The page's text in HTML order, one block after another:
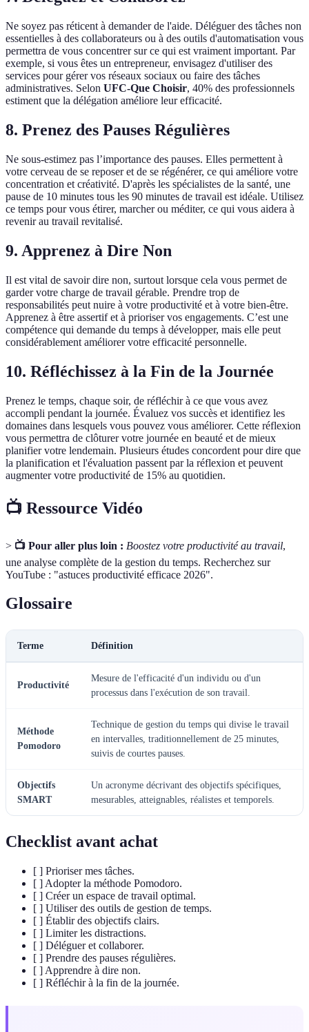
Ne soyez pas réticent à demander de l'aide. Déléguer des tâches non
essentielles à des collaborateurs ou à des outils d'automatisation vous
permettra de vous concentrer sur ce qui est vraiment important. Par
exemple, si vous êtes un entrepreneur, envisagez d'utiliser des
services pour gérer vos réseaux sociaux ou faire des tâches
administratives. Selon UFC-Que Choisir, 40% des professionnels
estiment que la délégation améliore leur efficacité.
8. Prenez des Pauses Régulières
Ne sous-estimez pas l’importance des pauses. Elles permettent à
votre cerveau de se reposer et de se régénérer, ce qui améliore votre
concentration et créativité. D'après les spécialistes de la santé, une
pause de 10 minutes tous les 90 minutes de travail est idéale. Utilisez
ce temps pour vous étirer, marcher ou méditer, ce qui vous aidera à
revenir au travail revitalisé.
9. Apprenez à Dire Non
Il est vital de savoir dire non, surtout lorsque cela vous permet de
garder votre charge de travail gérable. Prendre trop de
responsabilités peut nuire à votre productivité et à votre bien-être.
Apprenez à être assertif et à prioriser vos engagements. C’est une
compétence qui demande du temps à développer, mais elle peut
considérablement améliorer votre efficacité personnelle.
10. Réfléchissez à la Fin de la Journée
Prenez le temps, chaque soir, de réfléchir à ce que vous avez
accompli pendant la journée. Évaluez vos succès et identifiez les
domaines dans lesquels vous pouvez vous améliorer. Cette réflexion
vous permettra de clôturer votre journée en beauté et de mieux
planifier votre lendemain. Plusieurs études concordent pour dire que
la planification et l'évaluation passent par la réflexion et peuvent
augmenter votre productivité de 15% au quotidien.
📺 Ressource Vidéo
> 📺 Pour aller plus loin : Boostez votre productivité au travail,
une analyse complète de la gestion du temps. Recherchez sur
YouTube : "astuces productivité efficace 2026".
Glossaire
Terme Définition
Productivité
Mesure de l'efficacité d'un individu ou d'un
processus dans l'exécution de son travail.
Méthode
Pomodoro
Technique de gestion du temps qui divise le travail
en intervalles, traditionnellement de 25 minutes,
suivis de courtes pauses.
Objectifs
SMART
Un acronyme décrivant des objectifs spécifiques,
mesurables, atteignables, réalistes et temporels.
Checklist avant achat
[ ] Prioriser mes tâches.
[ ] Adopter la méthode Pomodoro.
[ ] Créer un espace de travail optimal.
[ ] Utiliser des outils de gestion de temps.
[ ] Établir des objectifs clairs.
[ ] Limiter les distractions.
[ ] Déléguer et collaborer.
[ ] Prendre des pauses régulières.
[ ] Apprendre à dire non.
[ ] Réfléchir à la fin de la journée.